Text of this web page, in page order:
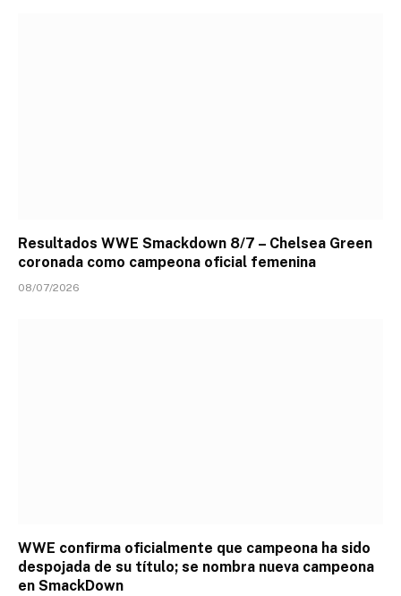
Resultados WWE Smackdown 8/7 – Chelsea Green
coronada como campeona oficial femenina
08/07/2026
WWE confirma oficialmente que campeona ha sido
despojada de su título; se nombra nueva campeona
en SmackDown